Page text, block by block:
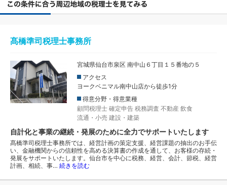
髙橋準司税理士事務所
宮城県仙台市泉区 南中山６丁目１５番地の５
アクセス
ヨークベニマル南中山店から徒歩1分
得意分野・得意業種
顧問税理士 確定申告 税務調査 不動産 飲食
流通・小売 建設・建築
自計化と事業の継続・発展のために全力でサポートいたします
髙橋準司税理士事務所では、経営計画の策定支援、経営課題の抽出のお手伝
い、金融機関からの信頼性を高める決算書の作成を通して、お客様の存続・
発展をサポートいたします。仙台市を中心に税務、経営、会計、節税、経営
計画、相続、事… 続きを読む